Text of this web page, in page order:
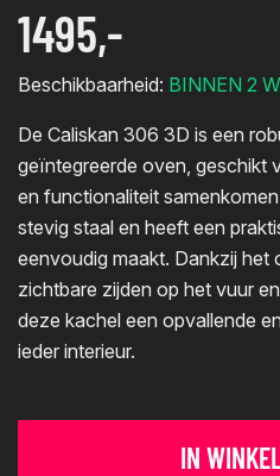
1495,-
De Caliskan 306 3D is een
geïntegreerde oven, geschikt
en functionaliteit
stevig staal en heeft een
eenvoudig maakt. Dankzij het
zichtbare zijden op het vuur
deze kachel een opvallende
ieder interieur.
Beschikbaarheid: BINNEN 2
IN